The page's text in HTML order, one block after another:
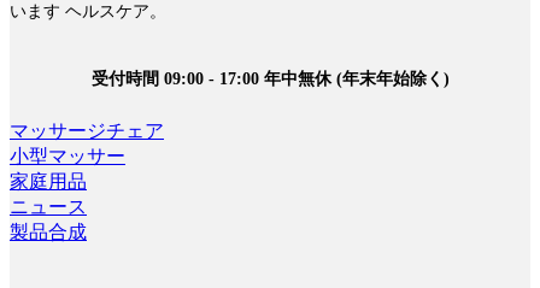
います ヘルスケア。
受付時間 09:00 - 17:00 年中無休 (年末年始除く)
マッサージチェア
小型マッサー
家庭用品
ニュース
製品合成